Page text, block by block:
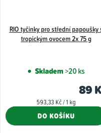
RIO tyčinky pro střední papoušky
tropickým ovocem 2x 75 g
Skladem>20 ks
89
Měrná
593,33 Kč / 1 kg
DO KOŠÍKU